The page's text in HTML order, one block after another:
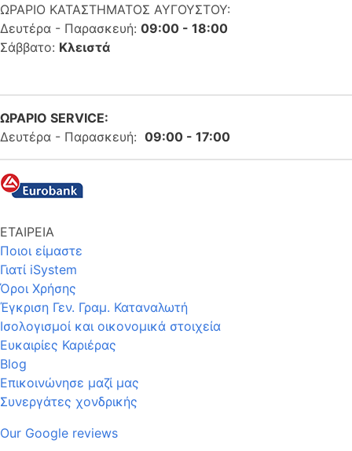
ΩΡΑΡΙΟ ΚΑΤΑΣΤΗΜΑΤΟΣ ΑΥΓΟΥΣΤΟΥ:
Δευτέρα - Παρασκευή: 09:00 - 18:00
Σάββατο: Κλειστά
ΩΡΑΡΙΟ SERVICE:
Δευτέρα - Παρασκευή: 09:00 - 17:00
ΕΤΑΙΡΕΙΑ
Ποιοι είμαστε
Γιατί iSystem
Όροι Χρήσης
Έγκριση Γεν. Γραμ. Καταναλωτή
Ισολογισμοί και οικονομικά στοιχεία
Ευκαιρίες Καριέρας
Blog
Επικοινώνησε μαζί μας
Συνεργάτες χονδρικής
Our Google reviews